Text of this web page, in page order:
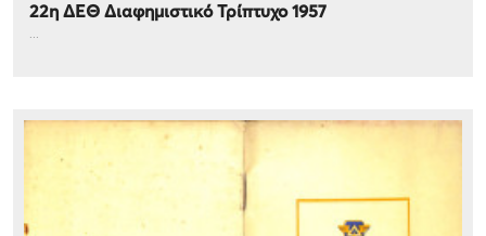
22η ΔΕΘ Διαφημιστικό Τρίπτυχο 1957
...